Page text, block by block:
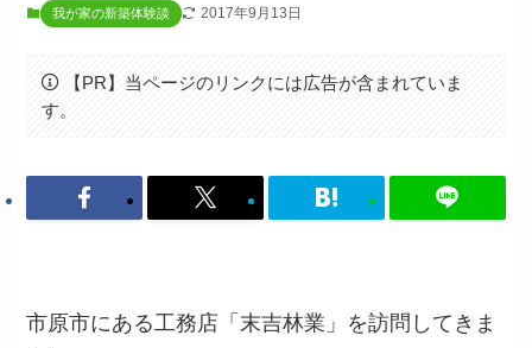
我が家の新築体験談 2017年9月13日
【PR】当ページのリンクには広告が含まれていま
す。
市原市にある工務店「末吉林業」を訪問してきま